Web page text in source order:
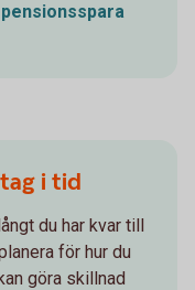
i tid
du har kvar till
för hur du
göra skillnad